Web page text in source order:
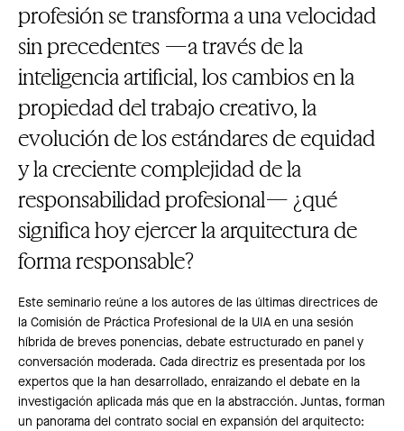
profesión se transforma a una velocidad
sin precedentes —a través de la
inteligencia artificial, los cambios en la
propiedad del trabajo creativo, la
evolución de los estándares de equidad
y la creciente complejidad de la
responsabilidad profesional— ¿qué
significa hoy ejercer la arquitectura de
forma responsable?
Este seminario reúne a los autores de las últimas directrices de
la Comisión de Práctica Profesional de la UIA en una sesión
híbrida de breves ponencias, debate estructurado en panel y
conversación moderada. Cada directriz es presentada por los
expertos que la han desarrollado, enraizando el debate en la
investigación aplicada más que en la abstracción. Juntas, forman
un panorama del contrato social en expansión del arquitecto: